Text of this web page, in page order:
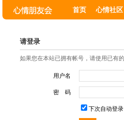
首页 心情社区
请登录
如果您在本站已拥有帐号，请使用已有
用户名
密 码
下次自动登录